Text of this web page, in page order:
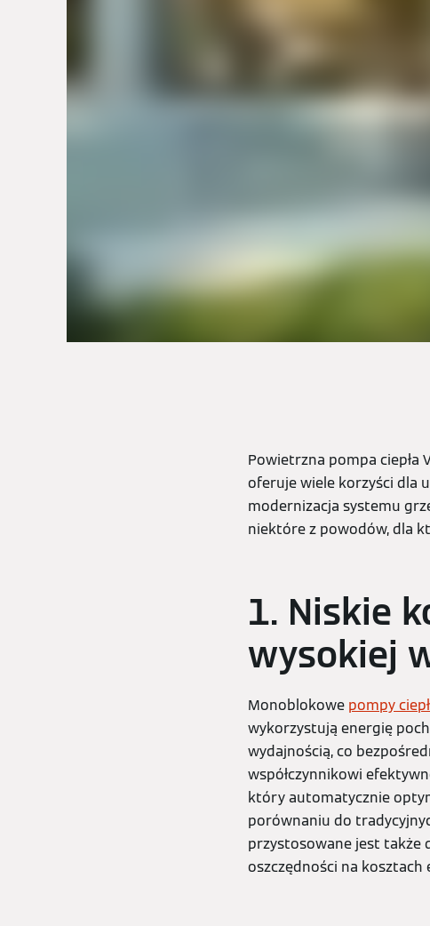
Powietrzna pompa
oferuje wiele korzyści dla
modernizacja systemu
niektóre z powodów, dla
1. Niskie
wysokiej
Monoblokowe pompy
wykorzystują energię
wydajnością, co
współczynnikowi
który automatycznie
porównaniu do
przystosowane jest także
oszczędności na kosztach